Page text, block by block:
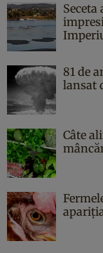
81 de
lansat
Câte